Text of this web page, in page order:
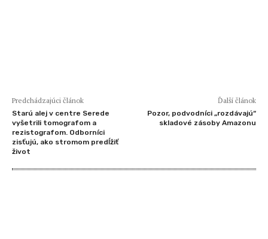
Predchádzajúci článok
Starú alej v centre Serede
vyšetrili tomografom a
rezistografom. Odborníci
zisťujú, ako stromom predĺžiť
život
Ďalší článok
Pozor, podvodníci „rozdávajú“
skladové zásoby Amazonu